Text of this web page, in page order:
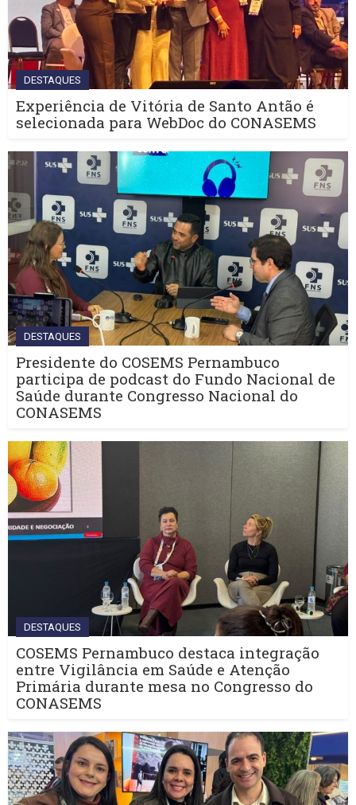
DESTAQUES
Experiência de Vitória de Santo Antão é
selecionada para WebDoc do CONASEMS
DESTAQUES
Presidente do COSEMS Pernambuco
participa de podcast do Fundo Nacional de
Saúde durante Congresso Nacional do
CONASEMS
DESTAQUES
COSEMS Pernambuco destaca integração
entre Vigilância em Saúde e Atenção
Primária durante mesa no Congresso do
CONASEMS